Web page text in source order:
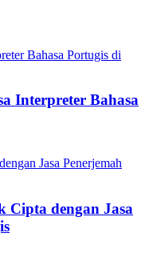
Interpreter Bahasa
Cipta dengan Jasa